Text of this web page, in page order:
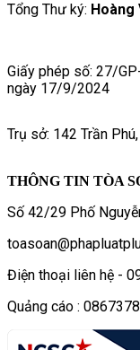
Tổng Thư ký: Hoàng
Giấy phép số: 27/
ngày 17/9/2024
Trụ sở: 142 Trần
THÔNG TIN TÒA
Số 42/29 Phố
Điện thoại liên hệ -
Quảng cáo :